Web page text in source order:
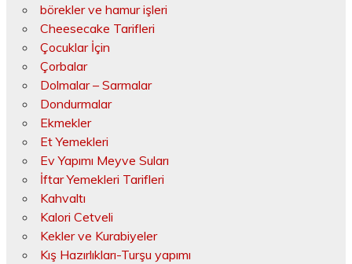
börekler ve hamur işleri
Cheesecake Tarifleri
Çocuklar İçin
Çorbalar
Dolmalar – Sarmalar
Dondurmalar
Ekmekler
Et Yemekleri
Ev Yapımı Meyve Suları
İftar Yemekleri Tarifleri
Kahvaltı
Kalori Cetveli
Kekler ve Kurabiyeler
Kış Hazırlıkları-Turşu yapımı